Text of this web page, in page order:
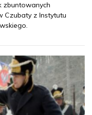
zbuntowanych
Czubaty z Instytutu